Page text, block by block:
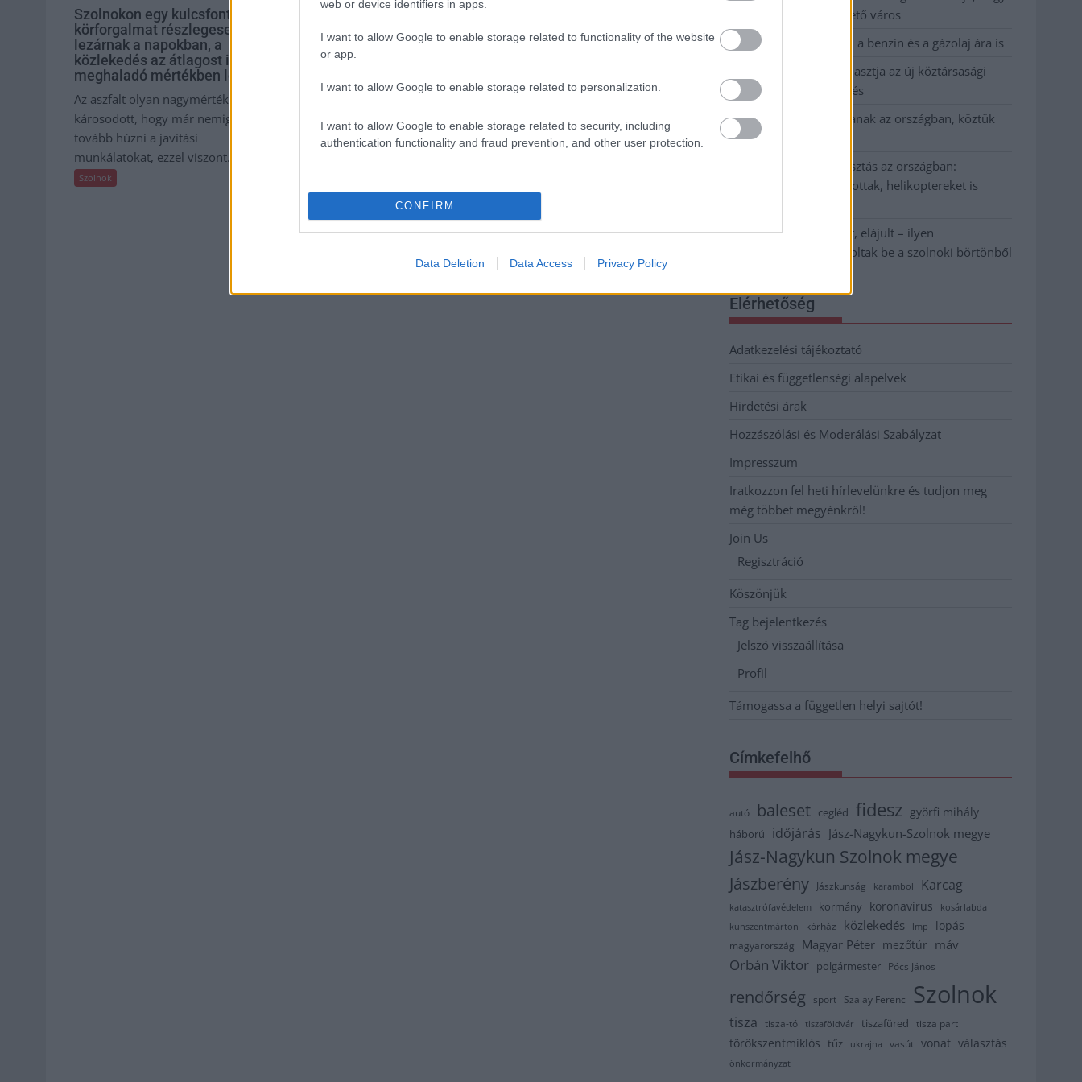
web or device identifiers in apps.
I want to allow Google to enable storage related to functionality of the website
or app.
I want to allow Google to enable storage related to personalization.
I want to allow Google to enable storage related to security, including
authentication functionality and fraud prevention, and other user protection.
CONFIRM
Data Deletion Data Access Privacy Policy
Szolnokon egy kulcsfontosságú
körforgalmat részlegesen
lezárnak a napokban, a
közlekedés az átlagost is
meghaladó mértékben lebénul
Az aszfalt olyan nagymértékben
károsodott, hogy már nemigen lehet
tovább húzni a javítási
munkálatokat, ezzel viszont...
Szolnok
hamisítatlan szolnoki habos
isler?
amelyet generációk óta szeretnek, és
otthon újraalkotni....
Szolnok
vállalkozással egyeztetett a
kerékpárgyár dolgozóinak
Rövid idő alatt számos vállalkozás
munkavállalóknak, akik a tószegi
kerékpárgyár bezárása...
Szolnok mennyire élhető város
Pénteken újra csökken a benzin és a gázolaj ára is
Napokon belül megválasztja az új köztársasági
elnököt az Országgyűlés
Kiterjedt tüzek pusztítanak az országban, köztük
Karcagon
Harmadfokú hőségriasztás az országban:
Szolnokon klímát javítottak, helikoptereket is
A zárkában rosszul lett, elájult – ilyen
körülményekről számoltak be a szolnoki börtönből
Elérhetőség
Adatkezelési tájékoztató
Etikai és függetlenségi alapelvek
Hirdetési árak
Hozzászólási és Moderálási Szabályzat
Impresszum
Iratkozzon fel heti hírlevelünkre és tudjon meg
még többet megyénkről!
Join Us
Regisztráció
Köszönjük
Tag bejelentkezés
Jelszó visszaállítása
Profil
Támogassa a független helyi sajtót!
Címkefelhő
autó baleset cegléd fidesz györfi mihály
háború időjárás Jász-Nagykun-Szolnok megye
Jász-Nagykun Szolnok megye
Jászberény Jászkunság karambol Karcag
katasztrófavédelem kormány koronavírus
kosárlabda
kunszentmárton
kórház közlekedés lmp lopás
magyarország Magyar Péter mezőtúr máv
Orbán Viktor polgármester Pócs János
rendőrség sport Szalay Ferenc Szolnok
tisza tisza-tó tiszaföldvár tiszafüred tisza part
törökszentmiklós tűz ukrajna vasút vonat választás
önkormányzat